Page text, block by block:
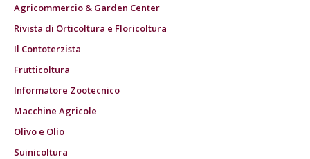
Agricommercio & Garden Center
Rivista di Orticoltura e Floricoltura
Il Contoterzista
Frutticoltura
Informatore Zootecnico
Macchine Agricole
Olivo e Olio
Suinicoltura